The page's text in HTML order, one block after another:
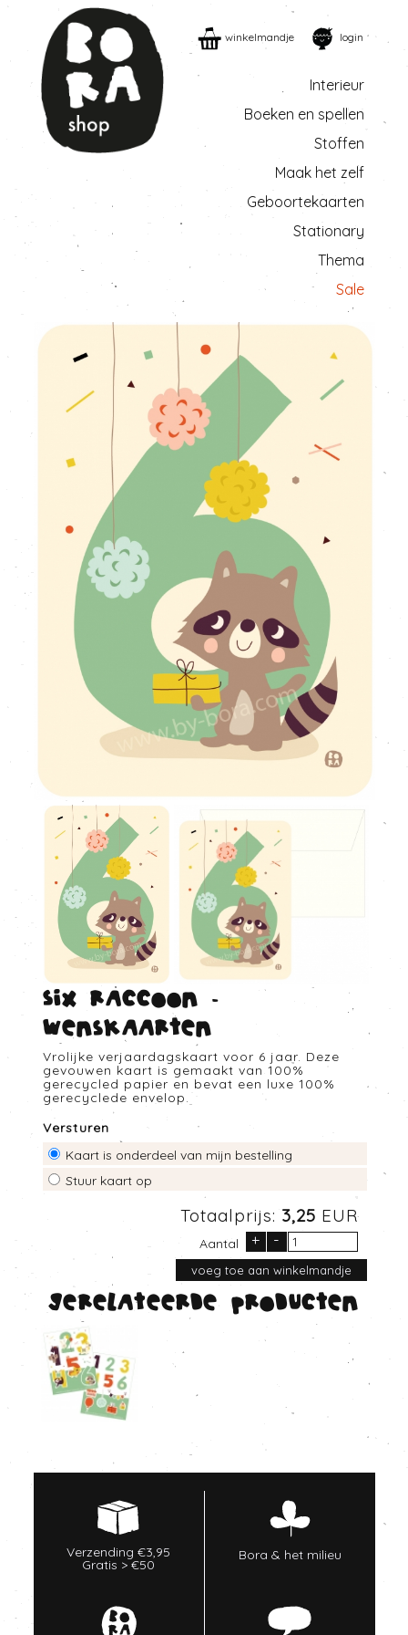
winkelmandje login
Interieur
Boeken en spellen
Stoffen
Maak het zelf
Geboortekaarten
Stationary
Thema
Sale
Six raccoon -
Wenskaarten
Vrolijke verjaardagskaart voor 6 jaar. Deze
gevouwen kaart is gemaakt van 100%
gerecycled papier en bevat een luxe 100%
gerecyclede envelop.
Versturen
Kaart is onderdeel van mijn bestelling
Stuur kaart op
Totaalprijs: 3,25 EUR
Aantal + -
Gerelateerde producten
Verzending €3,95
Gratis > €50
Bora & het milieu